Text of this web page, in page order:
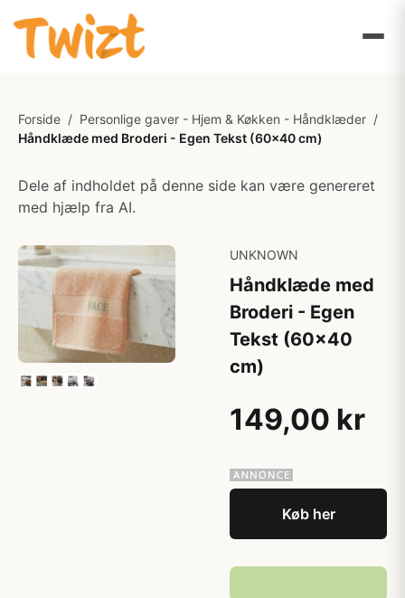
Forside / Personlige gaver - Hjem & Køkken - Håndklæder /
Håndklæde med Broderi - Egen Tekst (60x40 cm)
Dele af indholdet på denne side kan være genereret
med hjælp fra AI.
UNKNOWN
Håndklæde med
Broderi - Egen
Tekst (60x40
cm)
149,00 kr
Køb her